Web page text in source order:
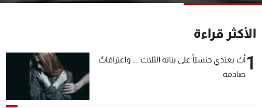
الأكثر قراءة
1أبٌ يعتدي جنسيّاً على بناته الثلاث… واعترافاتٌ
صادمة
جدول البرامج
شاهد البرامج
الترددات
عن MTV
شروط الإسـتخدام